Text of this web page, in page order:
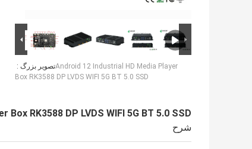
تصویر بزرگ :Android 12 Industrial HD Media Player
Box RK3588 DP LVDS WIFI 5G BT 5.0 SSD
RK3588 DP LVDS WIFI 5G BT 5.0 SSD
شرح